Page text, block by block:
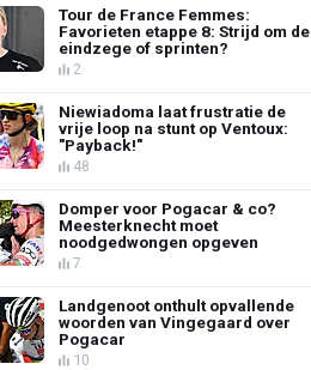
Tour de France Femmes:
Favorieten etappe 8: Strijd om de
eindzege of sprinten?
2
Niewiadoma laat frustratie de
vrije loop na stunt op Ventoux:
"Payback!"
48
Domper voor Pogacar & co?
Meesterknecht moet
noodgedwongen opgeven
7
Landgenoot onthult opvallende
woorden van Vingegaard over
Pogacar
10